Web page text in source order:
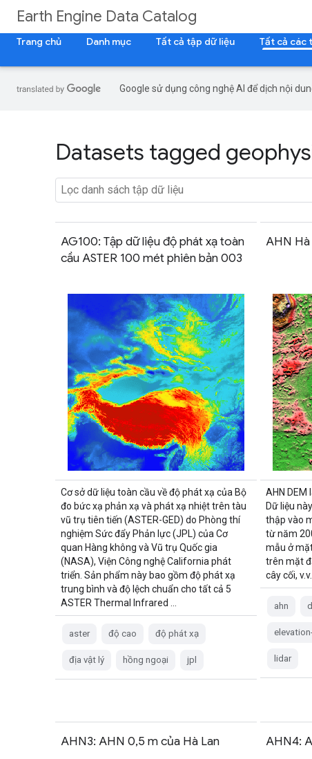
Earth Engine Data Catalog
Trang chủ
Danh mục Tất cả tập dữ liệu Tất cả các
Google sử dụng công nghệ AI để dịch nội
Datasets tagged
AG100: Tập dữ liệu độ phát xạ toàn
cầu ASTER 100 mét phiên bản 003
Cơ sở dữ liệu toàn cầu về độ phát xạ của Bộ
đo bức xạ phản xạ và phát xạ nhiệt trên tàu
vũ trụ tiên tiến (ASTER-GED) do Phòng thí
nghiệm Sức đẩy Phản lực (JPL) của Cơ
quan Hàng không và Vũ trụ Quốc gia
(NASA), Viện Công nghệ California phát
triển. Sản phẩm này bao gồm độ phát xạ
trung bình và độ lệch chuẩn cho tất cả 5
ASTER Thermal Infrared …
aster độ cao độ phát xạ
địa vật lý hồng ngoại jpl
AHN
AHN DEM
Dữ liệu
thập vào
từ năm
mẫu ở
trên mặt
cây cối,
ahn
lidar
AHN3: AHN 0,5 m của Hà Lan AHN4: